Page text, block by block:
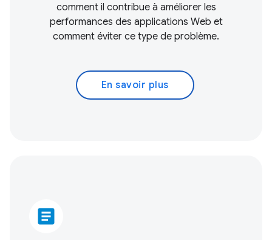
comment il contribue à améliorer les
performances des applications Web et
comment éviter ce type de problème.
En savoir plus
article